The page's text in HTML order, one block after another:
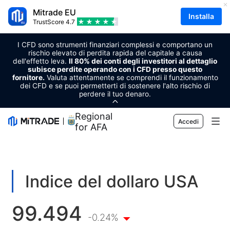
Mitrade EU
TrustScore 4.7
Installa
I CFD sono strumenti finanziari complessi e comportano un
rischio elevato di perdita rapida del capitale a causa
dell'effetto leva. Il 80% dei conti degli investitori al dettaglio
subisce perdite operando con i CFD presso questo
fornitore. Valuta attentamente se comprendi il funzionamento
dei CFD e se puoi permetterti di sostenere l'alto rischio di
perdere il tuo denaro.
Regional Sponsor
for AFA
Accedi
Forex
Materie prime
Criptovalute
Trading
Piattaforma di trading
Gestione del dispositivo
Strumenti di mercato
Calendario economico
Formazione
Indice del dollaro USA
99.494 -0.24%